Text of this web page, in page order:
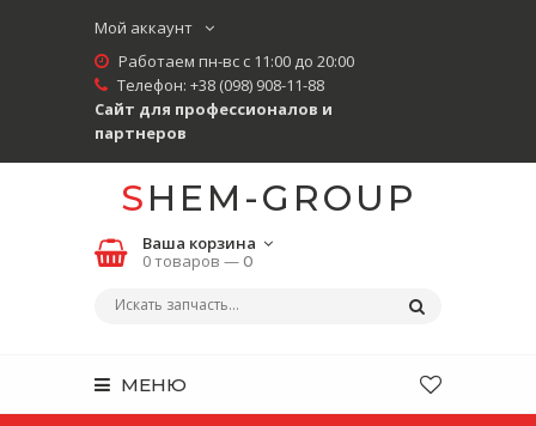
Мой аккаунт
Работаем пн-вс с 11:00 до 20:00
Телефон: +38 (098) 908-11-88
Сайт для профессионалов и
партнеров
SHEM-GROUP
Ваша корзина
0 товаров —0
МЕНЮ